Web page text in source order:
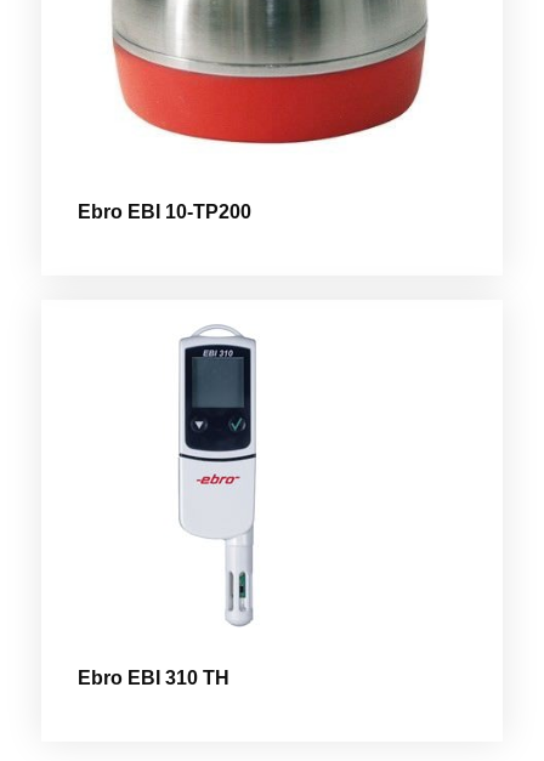
Ebro EBI 10-TP200
Ebro EBI 310 TH